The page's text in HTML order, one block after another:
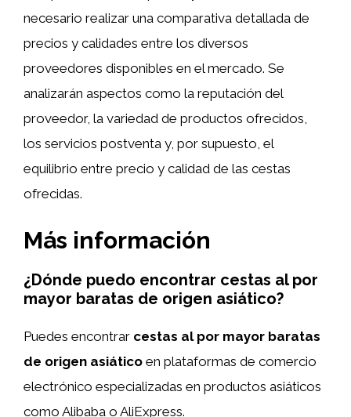
necesario realizar una comparativa detallada de
precios y calidades entre los diversos
proveedores disponibles en el mercado. Se
analizarán aspectos como la reputación del
proveedor, la variedad de productos ofrecidos,
los servicios postventa y, por supuesto, el
equilibrio entre precio y calidad de las cestas
ofrecidas.
Más información
¿Dónde puedo encontrar cestas al por
mayor baratas de origen asiático?
Puedes encontrar cestas al por mayor baratas
de origen asiático en plataformas de comercio
electrónico especializadas en productos asiáticos
como Alibaba o AliExpress.